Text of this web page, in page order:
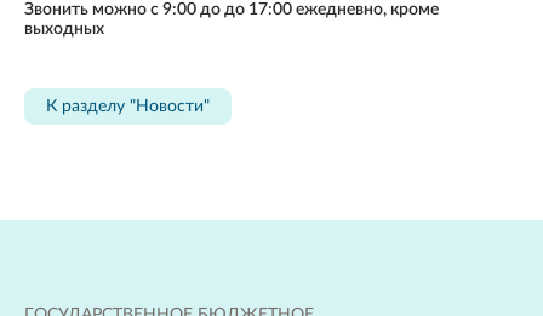
Звонить можно с 9:00 до до 17:00 ежедневно, кроме
выходных
К разделу "Новости"